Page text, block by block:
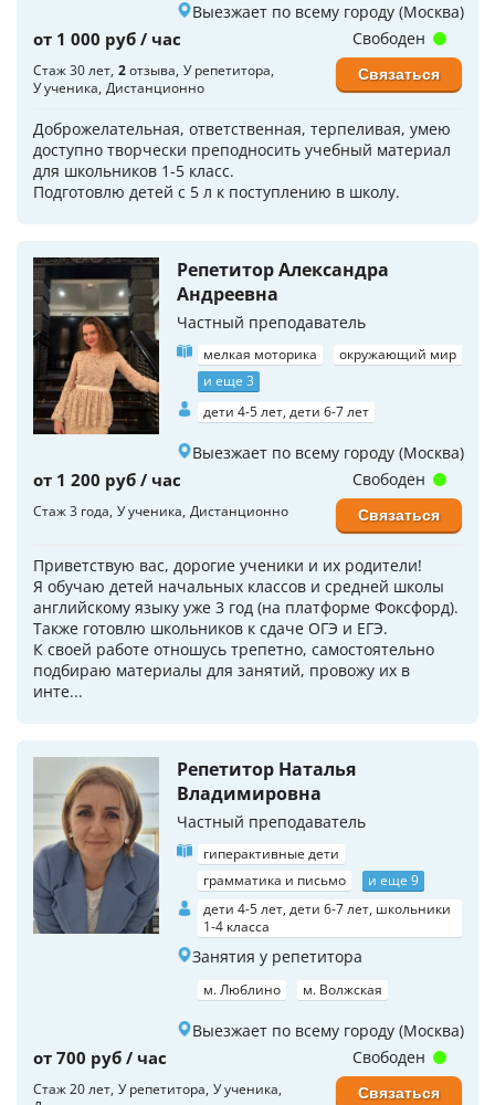
Выезжает по всему городу (Москва)
от 1 000 руб / час
Стаж 30 лет 2отзыва У репетитора
У ученика Дистанционно
Доброжелательная, ответственная, терпеливая, умею
доступно творчески преподносить учебный материал
для школьников 1-5 класс.
Подготовлю детей с 5 л к поступлению в школу.
Свободен
Связаться
Репетитор Александра
Андреевна
Частный преподаватель
мелкая моторика
окружающий мир
и еще 3
дети 4-5 лет, дети 6-7 лет
Выезжает по всему городу (Москва)
от 1 200 руб / час
Стаж 3 года У ученика Дистанционно
Приветствую вас, дорогие ученики и их родители!
Я обучаю детей начальных классов и средней школы
английскому языку уже 3 год (на платформе Фоксфорд).
Также готовлю школьников к сдаче ОГЭ и ЕГЭ.
К своей работе отношусь трепетно, самостоятельно
подбираю материалы для занятий, провожу их в
инте...
Свободен
Связаться
Репетитор Наталья
Владимировна
Частный преподаватель
гиперактивные дети
грамматика и письмо
и еще 9
дети 4-5 лет, дети 6-7 лет, школьники
1-4 класса
Занятия у репетитора
м. Люблино м. Волжская
Выезжает по всему городу (Москва)
от 700 руб / час
Стаж 20 лет У репетитора У ученика
Свободен
Связаться